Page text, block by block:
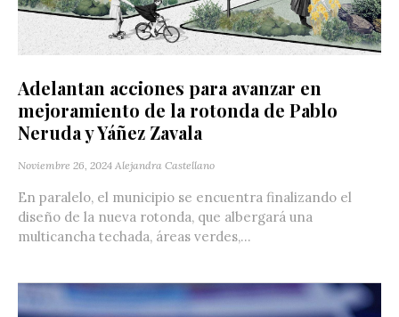
Adelantan acciones para avanzar en
mejoramiento de la rotonda de Pablo
Neruda y Yáñez Zavala
Noviembre 26, 2024 Alejandra Castellano
En paralelo, el municipio se encuentra finalizando el
diseño de la nueva rotonda, que albergará una
multicancha techada, áreas verdes,...